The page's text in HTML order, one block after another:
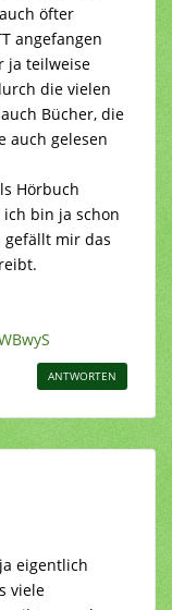
öfter
angefangen
ja teilweise
die vielen
Bücher, die
auch gelesen
Hörbuch
bin ja schon
gefällt mir das
ANTWORTEN
eigentlich
viele